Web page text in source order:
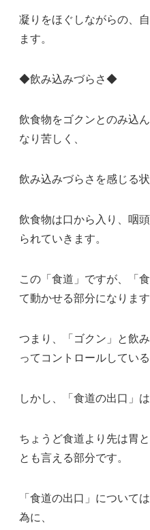
凝りをほぐしながらの、
ます。
◆飲み込みづらさ◆
飲食物をゴクンとのみ込
なり苦しく、
飲み込みづらさを感じる状
飲食物は口から入り、咽
られていきます。
この「食道」ですが、「
て動かせる部分になります
つまり、「ゴクン」と飲
ってコントロールしている
しかし、「食道の出口」
ちょうど食道より先は胃
とも言える部分です。
「食道の出口」について
為に、